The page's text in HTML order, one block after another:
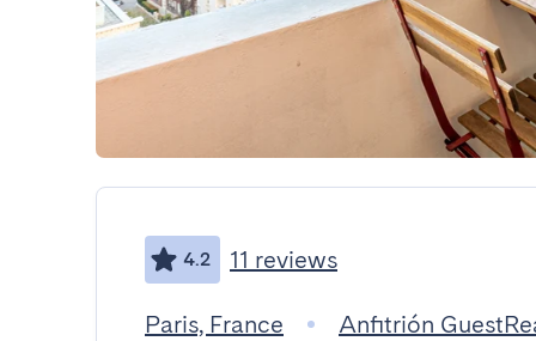
4.2 11 reviews
Paris, France Anfitrión